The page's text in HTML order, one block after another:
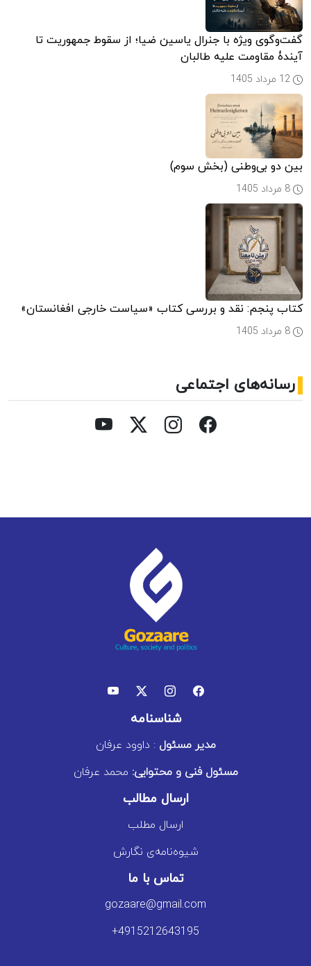
گفت‌وگوی ویژه با جنرال یاسین ضیا؛ از سقوط جمهوریت تا
آیندۀ مقاومت علیه طالبان
بین دو بی‌وطنی (بخش سوم)
کتاب پنجم: نقد و بررسی کتاب «سیاست خارجی افغانستان»
رسانه‌های اجتماعی
شناسنامه
مدیر مسئول: داوود عرفان
مسئول فنی و محتوایی: محمد عرفان
ارسال مطالب
ارسال مطلب
شیوه‌نامه‌ی نگارش
تماس با ما
gozaare@gmail.com
+4915212643195